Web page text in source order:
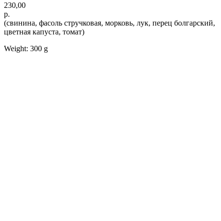
230,00
р.
(свинина, фасоль стручковая, морковь, лук, перец болгарский,
цветная капуста, томат)
Weight: 300 g